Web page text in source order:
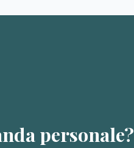
personale?